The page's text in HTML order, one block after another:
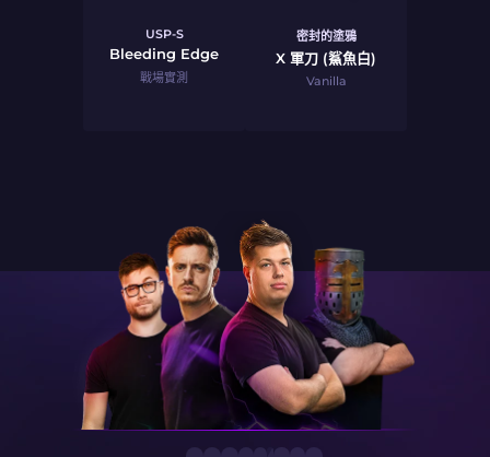
USP-S
Bleeding Edge
戰場實測
密封的塗鴉
X 軍刀 (鯊魚白)
Vanilla